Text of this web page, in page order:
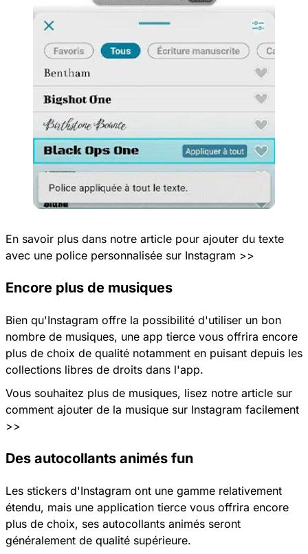
En savoir plus dans notre article pour ajouter du texte
avec une police personnalisée sur Instagram >>
Encore plus de musiques
Bien qu'Instagram offre la possibilité d'utiliser un bon
nombre de musiques, une app tierce vous offrira encore
plus de choix de qualité notamment en puisant depuis les
collections libres de droits dans l'app.
Vous souhaitez plus de musiques, lisez notre article sur
comment ajouter de la musique sur Instagram facilement
>>
Des autocollants animés fun
Les stickers d'Instagram ont une gamme relativement
étendu, mais une application tierce vous offrira encore
plus de choix, ses autocollants animés seront
généralement de qualité supérieure.